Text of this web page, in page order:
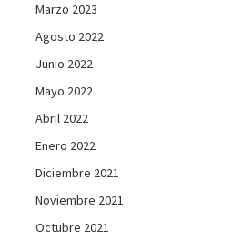
Marzo 2023
Agosto 2022
Junio 2022
Mayo 2022
Abril 2022
Enero 2022
Diciembre 2021
Noviembre 2021
Octubre 2021